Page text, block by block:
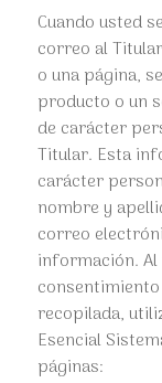
Cuando usted
correo al
o una página,
producto o un
de carácter
Titular. Esta
carácter
nombre y
correo
información.
recopilada,
Esencial
páginas: